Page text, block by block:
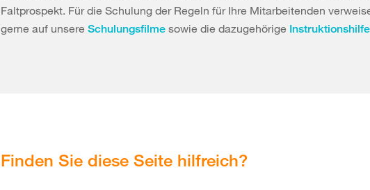
Faltprospekt. Für die Schulung der Regeln für Ihre Mitarbeitenden
gerne auf unsere Schulungsfilme sowie die dazugehörige Instruktionshilfe
Finden Sie diese Seite hilfreich?